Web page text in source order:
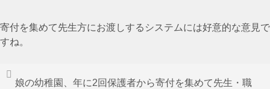
寄付を集めて先生方にお渡しするシステムには好意的な意見で
すね。
娘の幼稚園、年に2回保護者から寄付を集めて先生・職